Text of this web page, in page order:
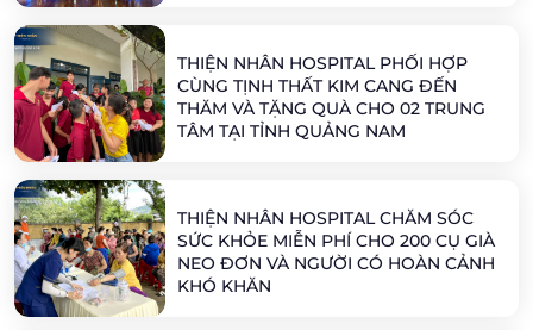
THIỆN NHÂN HOSPITAL PHỐI HỢP
CÙNG TỊNH THẤT KIM CANG ĐẾN
THĂM VÀ TẶNG QUÀ CHO 02 TRUNG
TÂM TẠI TỈNH QUẢNG NAM
THIỆN NHÂN HOSPITAL CHĂM SÓC
SỨC KHỎE MIỄN PHÍ CHO 200 CỤ GIÀ
NEO ĐƠN VÀ NGƯỜI CÓ HOÀN CẢNH
KHÓ KHĂN